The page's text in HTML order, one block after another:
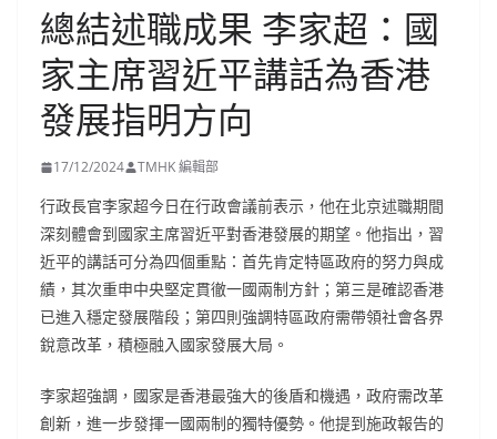
總結述職成果 李家超：國
家主席習近平講話為香港
發展指明方向
17/12/2024 TMHK 編輯部
行政長官李家超今日在行政會議前表示，他在北京述職期間
深刻體會到國家主席習近平對香港發展的期望。他指出，習
近平的講話可分為四個重點：首先肯定特區政府的努力與成
績，其次重申中央堅定貫徹一國兩制方針；第三是確認香港
已進入穩定發展階段；第四則強調特區政府需帶領社會各界
銳意改革，積極融入國家發展大局。
李家超強調，國家是香港最強大的後盾和機遇，政府需改革
創新，進一步發揮一國兩制的獨特優勢。他提到施政報告的